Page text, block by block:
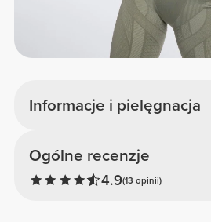
Informacje i pielęgnacja
Ogólne recenzje
4.9(13 opinii)